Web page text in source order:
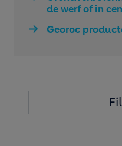
de werf of in
Georoc